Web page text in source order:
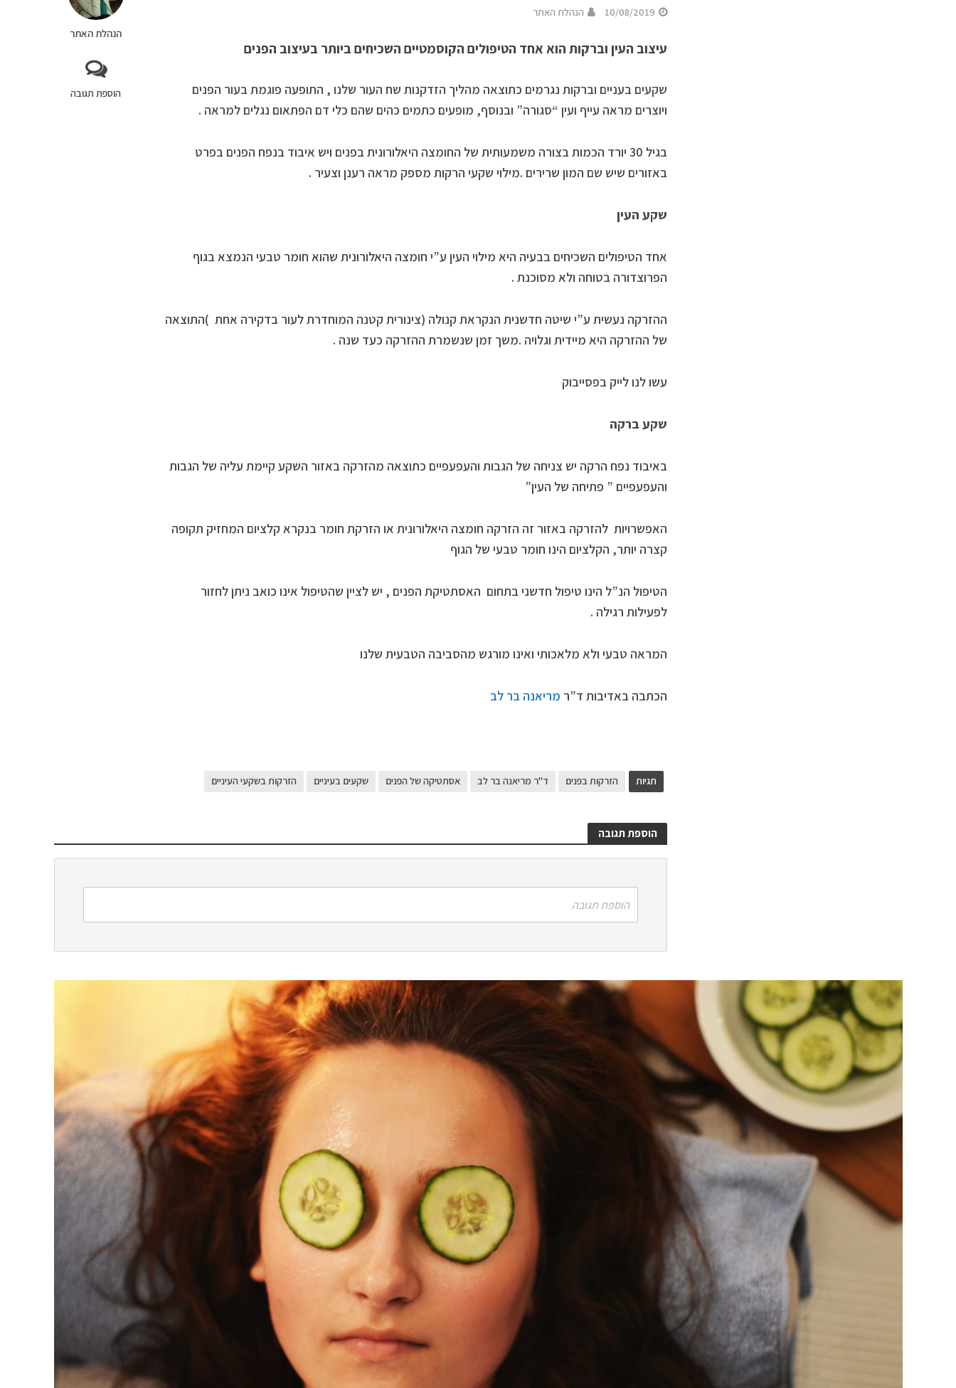
הנהלת האתר
הוספת תגובה
10/08/2019 הנהלת האתר
עיצוב העין וברקות הוא אחד הטיפולים הקוסמטיים השכיחים ביותר בעיצוב הפנים
שקעים בעניים וברקות נגרמים כתוצאה מהליך הזדקנות שח העור שלנו , התופעה פוגמת בעור הפנים
ויוצרים מראה עייף ועין “סגורה” ובנוסף, מופעים כתמים כהים שהם כלי דם הפתאום נגלים למראה .
בגיל 30 יורד הכמות בצורה משמעותית של החומצה היאלורונית בפנים ויש איבוד בנפח הפנים בפרט
באזורים שיש שם המון שרירים .מילוי שקעי הרקות מספק מראה רענן וצעיר .
שקע העין
אחד הטיפולים השכיחים בבעיה היא מילוי העין ע”י חומצה היאלורונית שהוא חומר טבעי הנמצא בגוף
הפרוצדורה בטוחה ולא מסוכנת .
ההזרקה נעשית ע”י שיטה חדשנית הנקראת קנולה (צינורית קטנה המוחדרת לעור בדקירה אחת )התוצאה
של ההזרקה היא מיידית וגלויה .משך זמן שנשמרת ההזרקה כעד שנה .
עשו לנו לייק בפסייבוק
שקע ברקה
באיבוד נפח הרקה יש צניחה של הגבות והעפעפיים כתוצאה מהזרקה באזור השקע קיימת עליה של הגבות
והעפעפיים ” פתיחה של העין”
האפשרויות להזרקה באזור זה הזרקה חומצה היאלורונית או הזרקת חומר בנקרא קלציום המחזיק תקופה
קצרה יותר, הקלציום הינו חומר טבעי של הגוף
הטיפול הנ”ל הינו טיפול חדשני בתחום האסתטיקת הפנים , יש לציין שהטיפול אינו כואב ניתן לחזור
לפעילות רגילה .
המראה טבעי ולא מלאכותי ואינו מורגש מהסביבה הטבעית שלנו
הכתבה באדיבות ד”ר מריאנה בר לב
תגיות הזרקות בפנים ד"ר מריאנה בר לב אסתטיקה של הפנים שקעים בעיניים הזרקות בשקעי העיניים
הוספת תגובה
הוספת תגובה